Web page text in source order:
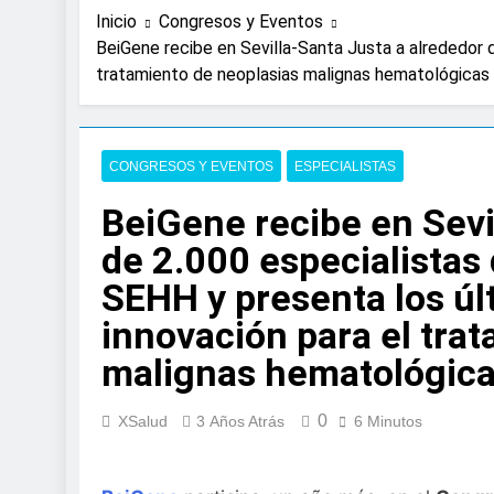
Expertos de
solo unos
4 Días Atrás
La presencia de
colorrectal
5 Días Atrás
ISDIN promueve
1 Semana Atrás
La fisioterapia
2 Semanas Atrás
Aprobado el
libre
2 Semanas Atrás
El Gobierno
2 Semanas Atrás
La fiebre del
Inicio
Congresos y Eventos
BeiGene recibe en Sevilla-Santa Justa a
tratamiento de neoplasias malignas hematológicas
CONGRESOS Y EVENTOS ESPECIALISTAS
BeiGene recibe en
de 2.000 especialistas
SEHH y presenta los
innovación para el
malignas
XSalud 3 Años Atrás 0 6 Minutos